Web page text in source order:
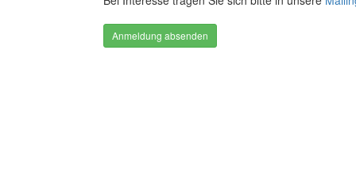
Anmeldung absenden